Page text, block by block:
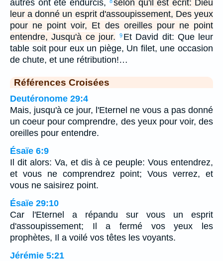
autres ont été endurcis,
selon qu'il est écrit: Dieu
leur a donné un esprit d'assoupissement, Des yeux
pour ne point voir, Et des oreilles pour ne point
entendre, Jusqu'à ce jour.
9 Et David dit: Que leur
table soit pour eux un piège, Un filet, une occasion
de chute, et une rétribution!…
Références Croisées
Deutéronome 29:4
Mais, jusqu'à ce jour, l'Eternel ne vous a pas donné
un coeur pour comprendre, des yeux pour voir, des
oreilles pour entendre.
Ésaïe 6:9
Il dit alors: Va, et dis à ce peuple: Vous entendrez,
et vous ne comprendrez point; Vous verrez, et
vous ne saisirez point.
Ésaïe 29:10
Car l'Eternel a répandu sur vous un esprit
d'assoupissement; Il a fermé vos yeux les
prophètes, Il a voilé vos têtes les voyants.
Jérémie 5:21